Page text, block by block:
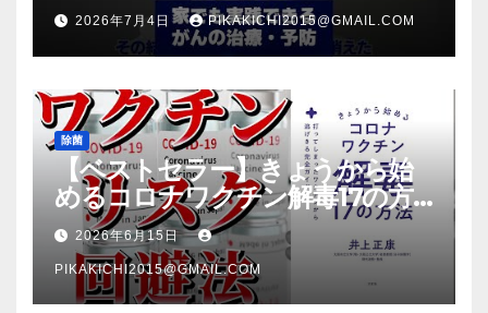
2026年7月4日 PIKAKICHI2015@GMAIL.COM
除菌
【ベストセラー】きょうから始
めるコロナワクチン解毒17の方
法【本要約】
2026年6月15日
PIKAKICHI2015@GMAIL.COM